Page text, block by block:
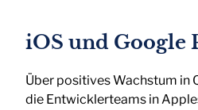
iOS und Google
Über positives Wachstum in
die Entwicklerteams in